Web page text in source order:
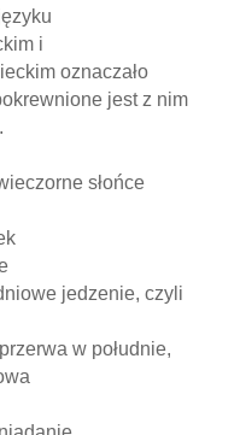
i
oznaczało
jest z nim
słońce
jedzenie, czyli
w południe,